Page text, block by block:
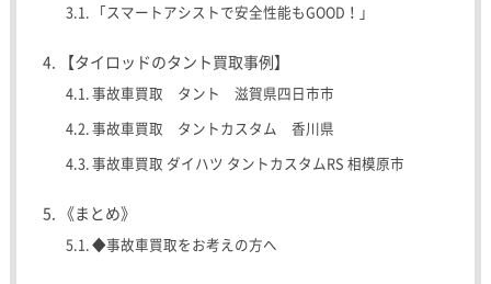
「スマートアシストで安全性能もGOOD！」
【タイロッドのタント買取事例】
事故車買取 タント 滋賀県四日市市
事故車買取 タントカスタム 香川県
事故車買取 ダイハツ タントカスタムRS 相模原市
《まとめ》
◆事故車買取をお考えの方へ